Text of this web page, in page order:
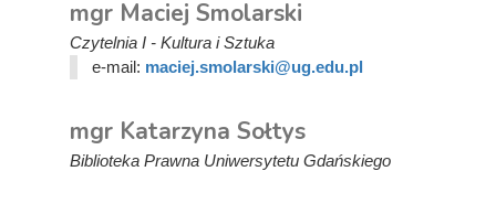
mgr Maciej Smolarski
Czytelnia I - Kultura i Sztuka
e-mail: maciej.smolarski@ug.edu.pl
mgr Katarzyna Sołtys
Biblioteka Prawna Uniwersytetu Gdańskiego